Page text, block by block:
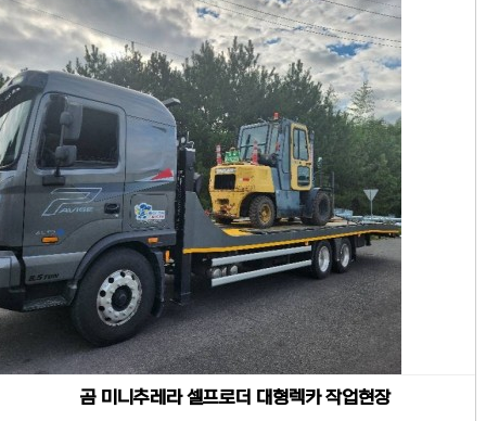
곰 미니추레라 셀프로더 대형렉카 작업현장